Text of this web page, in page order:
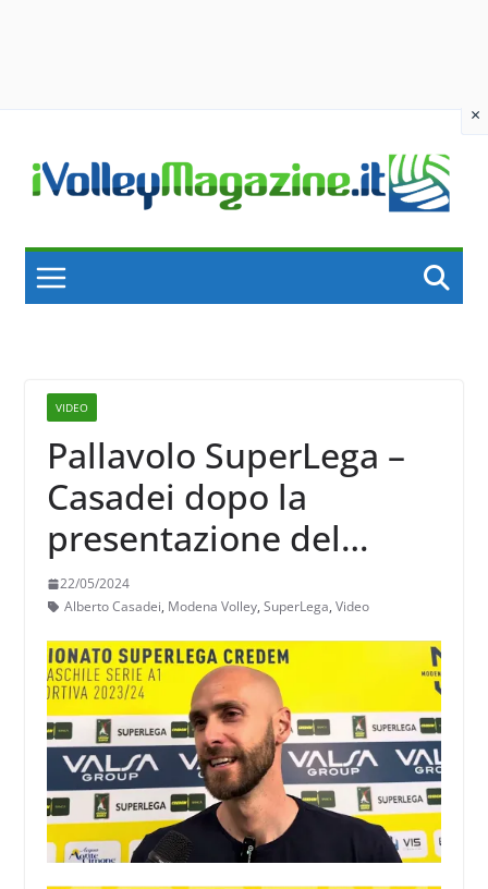
×
content
VIDEO
Pallavolo SuperLega –
Casadei dopo la
presentazione del
roster 2024/25: “Sono
soddisfatto, con le
risorse che avevamo
abbiamo messo in piedi
l’organico migliore”
22/05/2024
Alberto Casadei, Modena Volley, SuperLega, Video